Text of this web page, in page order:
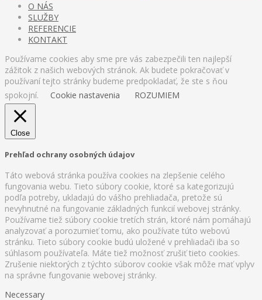
O NÁS
SLUŽBY
REFERENCIE
KONTAKT
Používame cookies aby sme pre vás zabezpečili ten najlepší
zážitok z našich webových stránok. Ak budete pokračovať v
používaní tejto stránky budeme predpokladať, že ste s ňou
spokojní.
Cookie nastavenia ROZUMIEM
Close
Prehľad ochrany osobných údajov
Táto webová stránka používa cookies na zlepšenie celého
fungovania webu. Tieto súbory cookie, ktoré sa kategorizujú
podľa potreby, ukladajú do vášho prehliadača, pretože sú
nevyhnutné na fungovanie základných funkcií webovej stránky.
Používame tiež súbory cookie tretích strán, ktoré nám pomáhajú
analyzovať a porozumieť tomu, ako používate túto webovú
stránku. Tieto súbory cookie budú uložené v prehliadači iba so
súhlasom používateľa. Máte tiež možnosť zrušiť tieto cookies.
Zrušenie niektorých z týchto súborov cookie však môže mať vplyv
na správne fungovanie webovej stránky.
Necessary